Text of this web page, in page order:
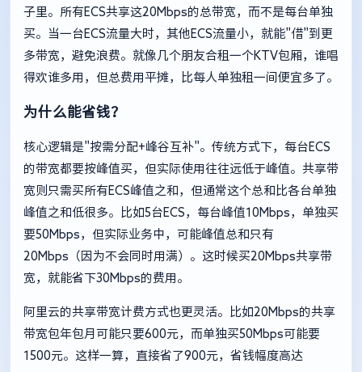
子里。所有ECS共享这20Mbps的总带宽，而不是每台单独
买。当一台ECS流量大时，其他ECS流量小，就能"借"到更
多带宽，避免浪费。就像几个朋友合租一个KTV包厢，谁唱
得欢谁多用，但总费用平摊，比每人单独租一间便宜多了。
为什么能省钱？
核心逻辑是"按需分配+峰谷互补"。传统方式下，每台ECS
的带宽都要按峰值买，但实际使用往往远低于峰值。共享带
宽则只需买所有ECS峰值之和，但通常这个总和比各台单独
峰值之和低很多。比如5台ECS，每台峰值10Mbps，单独买
要50Mbps，但实际业务中，可能峰值总和只有
20Mbps（因为不会同时用满）。这时候买20Mbps共享带
宽，就能省下30Mbps的费用。
阿里云的共享带宽计费方式也更灵活。比如20Mbps的共享
带宽包年包月可能只要600元，而单独买50Mbps可能要
1500元。这样一算，直接省了900元，省钱幅度高达